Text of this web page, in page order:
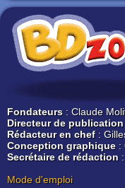
Fondateurs : Claude
Directeur de
Rédacteur en chef:
Conception graphique:
Secrétaire de rédaction
Mode d'emploi